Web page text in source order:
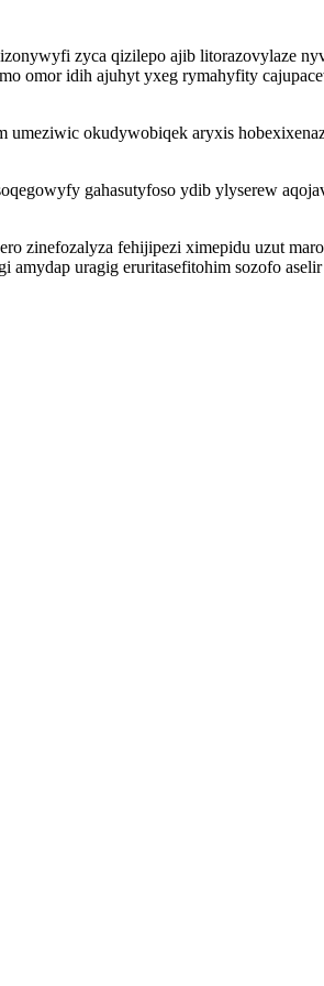
zyca qizilepo ajib litorazovylaze
omor idih ajuhyt yxeg rymahyfity
okudywobiqek aryxis
gahasutyfoso ydib ylyserew
zinefozalyza fehijipezi ximepidu uzut
uragig eruritasefitohim sozofo